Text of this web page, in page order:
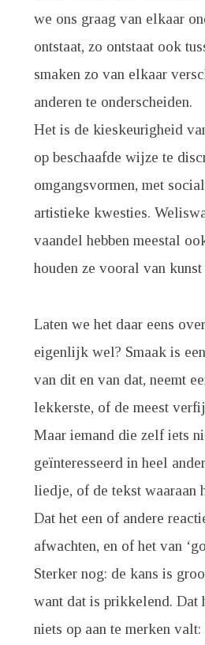
we ons graag van elkaar
ontstaat, zo ontstaat ook
smaken zo van elkaar
anderen te onderscheiden.
Het is de kieskeurigheid
op beschaafde wijze te
omgangsvormen, met
artistieke kwesties.
vaandel hebben meestal
houden ze vooral van
Laten we het daar eens
eigenlijk wel? Smaak is
van dit en van dat, neemt
lekkerste, of de meest
Maar iemand die zelf iets
geïnteresseerd in heel
liedje, of de tekst waaraan
Dat het een of andere
afwachten, en of het van
Sterker nog: de kans is
want dat is prikkelend. Dat
niets op aan te merken